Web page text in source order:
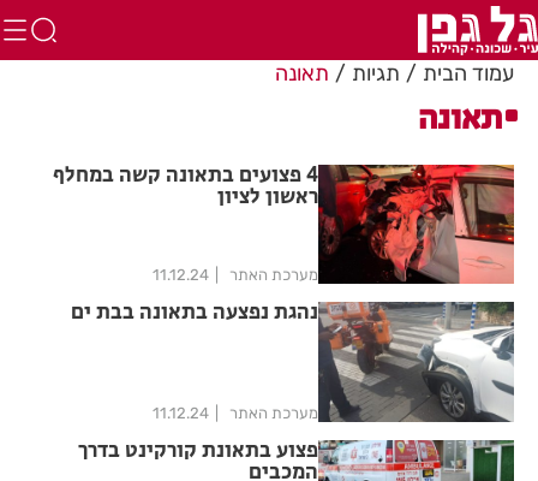
עמוד הבית תגיות תאונה
תאונה
4 פצועים בתאונה קשה במחלף
ראשון לציון
מערכת האתר 11.12.24
נהגת נפצעה בתאונה בבת ים
מערכת האתר 11.12.24
פצוע בתאונת קורקינט בדרך
המכבים